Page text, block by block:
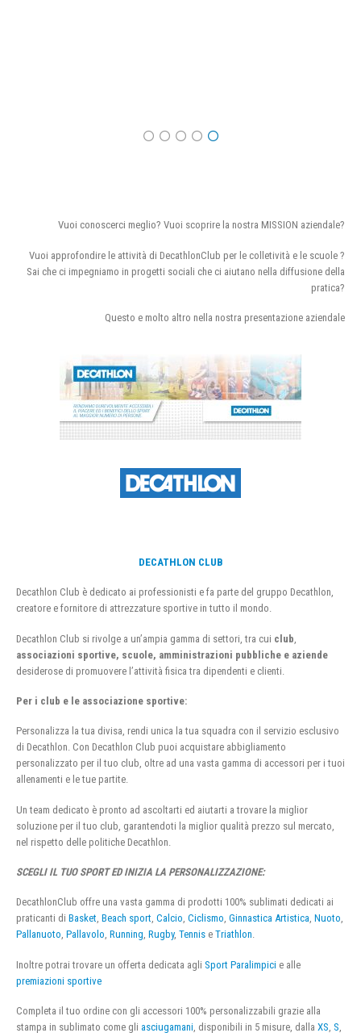
Vuoi conoscerci meglio? Vuoi scoprire la nostra MISSION aziendale?
Vuoi approfondire le attività di DecathlonClub per le colletività e le scuole ?
Sai che ci impegniamo in progetti sociali che ci aiutano nella diffusione della
pratica?
Questo e molto altro nella nostra presentazione aziendale
DECATHLON CLUB
Decathlon Club è dedicato ai professionisti e fa parte del gruppo Decathlon,
creatore e fornitore di attrezzature sportive in tutto il mondo.
Decathlon Club si rivolge a un’ampia gamma di settori, tra cui club
associazioni sportive, scuole, amministrazioni pubbliche e aziende
desiderose di promuovere l’attività fisica tra dipendenti e clienti.
Per i club e le associazione sportive:
Personalizza la tua divisa, rendi unica la tua squadra con il servizio esclusivo
di Decathlon. Con Decathlon Club puoi acquistare abbigliamento
personalizzato per il tuo club, oltre ad una vasta gamma di accessori per i tuoi
allenamenti e le tue partite.
Un team dedicato è pronto ad ascoltarti ed aiutarti a trovare la miglior
soluzione per il tuo club, garantendoti la miglior qualità prezzo sul mercato,
nel rispetto delle politiche Decathlon.
SCEGLI IL TUO SPORT ED INIZIA LA PERSONALIZZAZIONE:
DecathlonClub offre una vasta gamma di prodotti 100% sublimati dedicati ai
praticanti di Basket, Beach sport, Calcio, Ciclismo, Ginnastica Artistica, Nuoto,
Pallanuoto, Pallavolo, Running, Rugby, Tennis e Triathlon.
Inoltre potrai trovare un offerta dedicata agli Sport Paralimpici e alle
premiazioni sportive
Completa il tuo ordine con gli accessori 100% personalizzabili grazie alla
stampa in sublimato come gli asciugamani , disponibili in 5 misure, dalla XS S